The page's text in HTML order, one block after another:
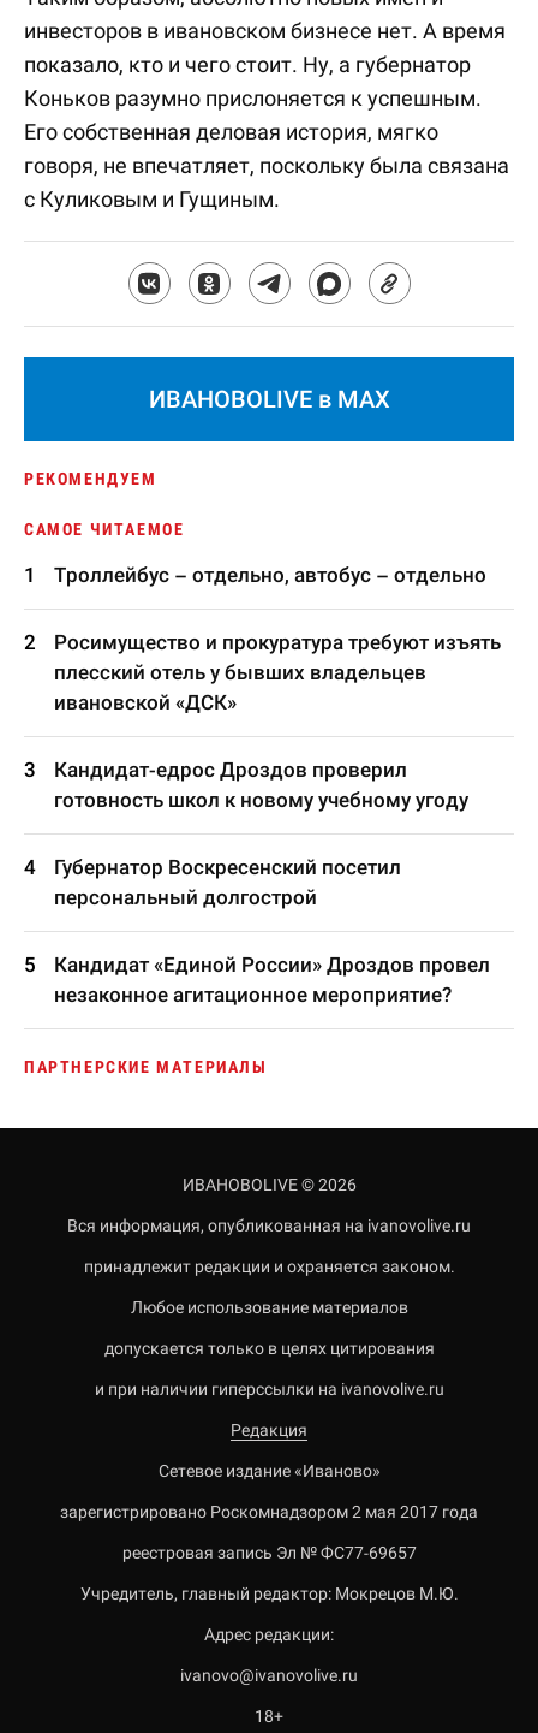
инвесторов в ивановском бизнесе нет. А время
показало, кто и чего стоит. Ну, а губернатор
Коньков разумно прислоняется к успешным.
Его собственная деловая история, мягко
говоря, не впечатляет, поскольку была связана
с Куликовым и Гущиным.
ИВАНОВОLIVE в MAX
РЕКОМЕНДУЕМ
САМОЕ ЧИТАЕМОЕ
Троллейбус – отдельно, автобус – отдельно
Росимущество и прокуратура требуют изъять
плесский отель у бывших владельцев
ивановской «ДСК»
Кандидат-едрос Дроздов проверил
готовность школ к новому учебному угоду
Губернатор Воскресенский посетил
персональный долгострой
Кандидат «Единой России» Дроздов провел
незаконное агитационное мероприятие?
ПАРТНЕРСКИЕ МАТЕРИАЛЫ
ИВАНОВОLIVE © 2026
Вся информация, опубликованная на ivanovolive.ru
принадлежит редакции и охраняется законом.
Любое использование материалов
допускается только в целях цитирования
и при наличии гиперссылки на ivanovolive.ru
Редакция
Сетевое издание «Иваново»
зарегистрировано Роскомнадзором 2 мая 2017 года
реестровая запись Эл № ФС77-69657
Учредитель, главный редактор: Мокрецов М.Ю.
Адрес редакции:
ivanovo@ivanovolive.ru
18+